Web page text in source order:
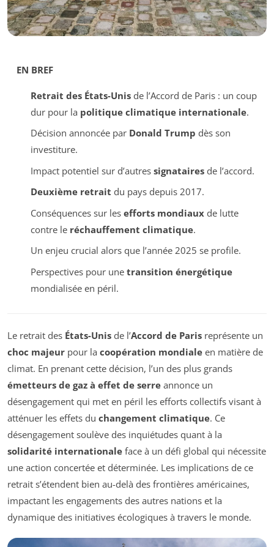
EN BREF
Retrait des États-Unisde l’Accord de Paris : un coup
dur pour la politique climatique internationale.
Décision annoncée par Donald Trump dès son
investiture.
Impact potentiel sur d’autres signatairesde l’accord.
Deuxième retrait du pays depuis 2017.
Conséquences sur les efforts mondiauxde lutte
contre le réchauffement climatique.
Un enjeu crucial alors que l’année 2025 se profile.
Perspectives pour une transition énergétique
mondialisée en péril.
Le retrait des États-Unis de l’Accord de Paris représente un
choc majeur pour la coopération mondiale en matière de
climat. En prenant cette décision, l’un des plus grands
émetteurs de gaz à effet de serre annonce un
désengagement qui met en péril les efforts collectifs visant à
atténuer les effets du changement climatique. Ce
désengagement soulève des inquiétudes quant à la
solidarité internationale face à un défi global qui nécessite
une action concertée et déterminée. Les implications de ce
retrait s’étendent bien au-delà des frontières américaines,
impactant les engagements des autres nations et la
dynamique des initiatives écologiques à travers le monde.